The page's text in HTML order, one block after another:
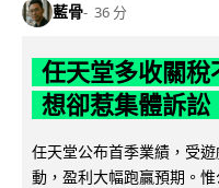
藍骨 36 分
任天堂多收關
想卻惹集體訴訟
任天堂公布首季業績，受
動，盈利大幅跑贏預期。